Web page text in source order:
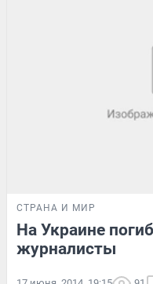
СТРАНА И МИР
На Украине
журналисты